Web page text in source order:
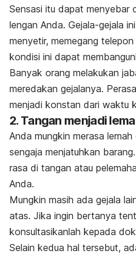
Sensasi itu dapat menyebar
lengan Anda. Gejala-gejala
menyetir, memegang
kondisi ini dapat
Banyak orang melakukan
meredakan gejalanya.
menjadi konstan dari waktu
2. Tangan menjadi
Anda mungkin merasa
sengaja menjatuhkan
rasa di tangan atau
Anda.
Mungkin masih ada gejala
atas. Jika ingin bertanya
konsultasikanlah kepada
Selain kedua hal tersebut,